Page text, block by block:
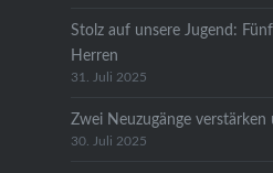
Stolz auf unsere Jugend:
Herren
31. Juli 2025
Zwei Neuzugänge verstärken
30. Juli 2025